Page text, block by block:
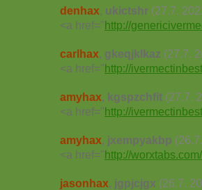
denhax, ukictshr (27.7.
<a href="http://
carlhax, gkeqjklkaz (27.7.
<a href="http://
amyhax, kgspzchfit (27.7.
<a href="http://
amyhax, jxempyakbp
<a href="http://
jasonhax, jgpjcjgx (26.7.